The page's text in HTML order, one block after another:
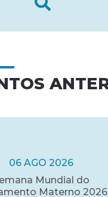
06 AGO 2026
Mundial do
Materno 2026